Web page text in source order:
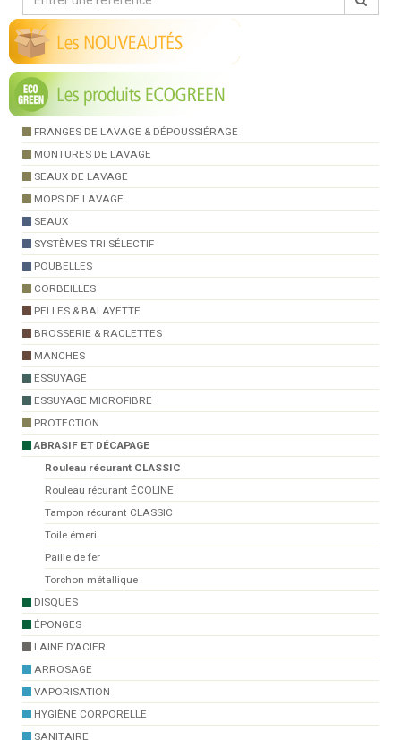
FRANGES DE LAVAGE & DÉPOUSSIÉRAGE
MONTURES DE LAVAGE
SEAUX DE LAVAGE
MOPS DE LAVAGE
SEAUX
SYSTÈMES TRI SÉLECTIF
POUBELLES
CORBEILLES
PELLES & BALAYETTE
BROSSERIE & RACLETTES
MANCHES
ESSUYAGE
ESSUYAGE MICROFIBRE
PROTECTION
ABRASIF ET DÉCAPAGE
Rouleau récurant CLASSIC
Rouleau récurant ÉCOLINE
Tampon récurant CLASSIC
Toile émeri
Paille de fer
Torchon métallique
DISQUES
ÉPONGES
LAINE D’ACIER
ARROSAGE
VAPORISATION
HYGIÈNE CORPORELLE
SANITAIRE